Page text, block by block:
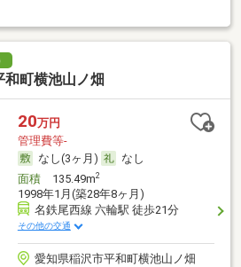
町横池山ノ畑
20万円
管理費等-
なし(3ヶ月)
なし
面積135.49m2
1998年1月(築28年8ヶ月)
名鉄尾西線 六輪駅 徒歩21分
その他の交通
愛知県稲沢市平和町横池山ノ畑